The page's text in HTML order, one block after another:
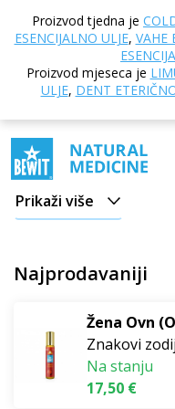
Proizvod tjedna je
ESENCIJALNO ULJE, VAHE
Proizvod mjeseca je
ULJE, DENT
Online trgovina
mirisi
Znakovi
Znakovi zodijaka
Svaki znak zodijaka
vatreni i hrabri, drugi
Upravo tu
mirisom.
unutarnjom energijom.
odabranih prema
Ne morate razmišljati
Prikaži više
Najprodavaniji
Žena Ovn
Znakovi
Na stanju
17,50 €